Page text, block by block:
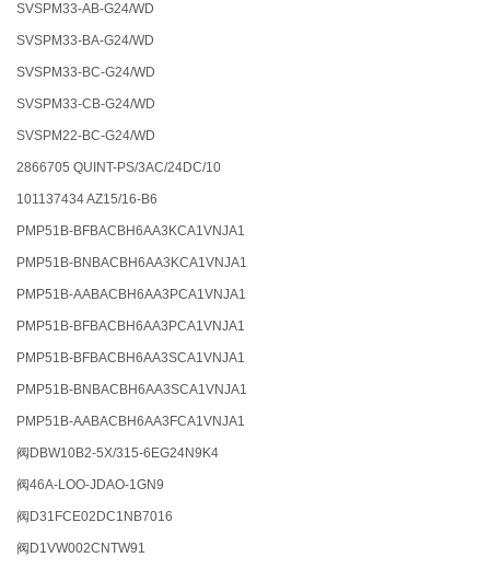
SVSPM33-AB-G24/WD
SVSPM33-BA-G24/WD
SVSPM33-BC-G24/WD
SVSPM33-CB-G24/WD
SVSPM22-BC-G24/WD
2866705 QUINT-PS/3AC/24DC/10
101137434 AZ15/16-B6
PMP51B-BFBACBH6AA3KCA1VNJA1
PMP51B-BNBACBH6AA3KCA1VNJA1
PMP51B-AABACBH6AA3PCA1VNJA1
PMP51B-BFBACBH6AA3PCA1VNJA1
PMP51B-BFBACBH6AA3SCA1VNJA1
PMP51B-BNBACBH6AA3SCA1VNJA1
PMP51B-AABACBH6AA3FCA1VNJA1
阀DBW10B2-5X/315-6EG24N9K4
阀46A-LOO-JDAO-1GN9
阀D31FCE02DC1NB7016
阀D1VW002CNTW91